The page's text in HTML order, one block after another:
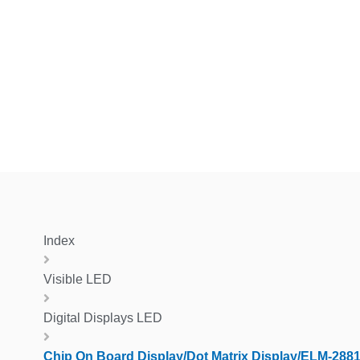
Index
Visible LED
Digital Displays LED
Chip On Board Display/Dot Matrix Display/ELM-2881